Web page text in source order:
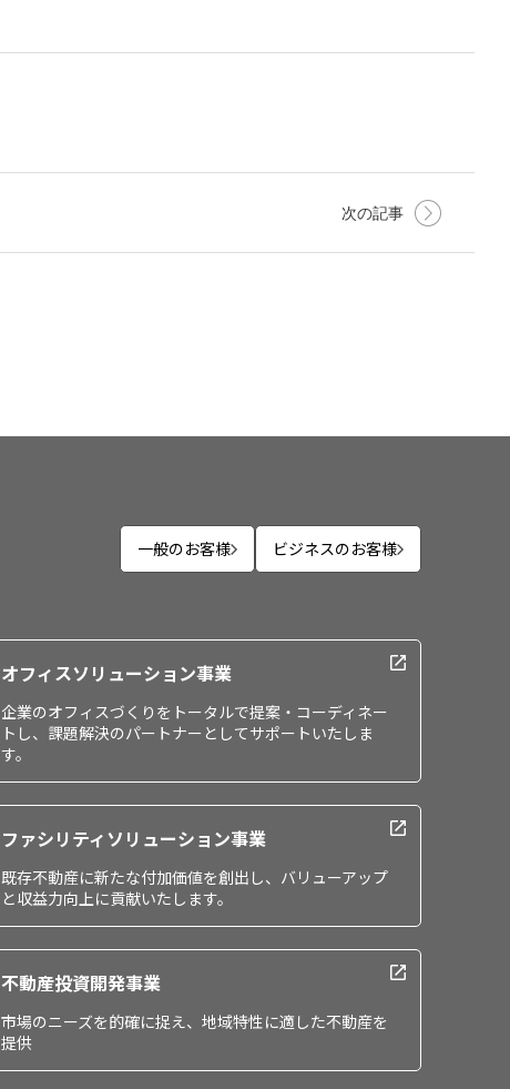
次の記事
一般のお客様 ビジネスのお客様
オフィスソリューション事業
企業のオフィスづくりをトータルで提案・コーディネー
トし、課題解決のパートナーとしてサポートいたしま
す。
ファシリティソリューション事業
既存不動産に新たな付加価値を創出し、バリューアップ
と収益力向上に貢献いたします。
不動産投資開発事業
市場のニーズを的確に捉え、地域特性に適した不動産を
提供